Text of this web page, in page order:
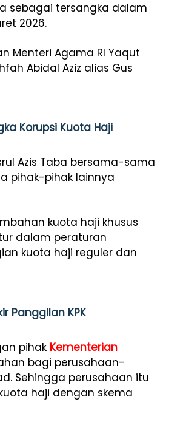
sebagai tersangka dalam
2026.
Menteri Agama RI Yaqut
Abidal Aziz alias Gus
Korupsi Kuota Haji
Azis Taba bersama-sama
pihak-pihak lainnya
kuota haji khusus
dalam peraturan
kuota haji reguler dan
Panggilan KPK
pihak Kementerian
bagi perusahaan-
Sehingga perusahaan itu
haji dengan skema